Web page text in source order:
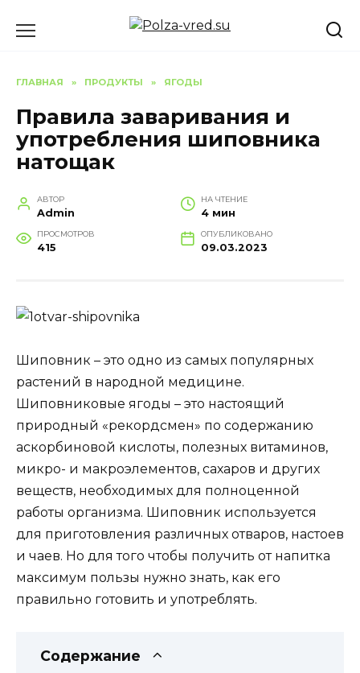
ГЛАВНАЯ » ПРОДУКТЫ » ЯГОДЫ
Правила заваривания и
употребления шиповника
натощак
АВТОР
Admin
НА ЧТЕНИЕ
4 мин
ПРОСМОТРОВ
415
ОПУБЛИКОВАНО
09.03.2023
Шиповник – это одно из самых популярных
растений в народной медицине.
Шиповниковые ягоды – это настоящий
природный «рекордсмен» по содержанию
аскорбиновой кислоты, полезных витаминов,
микро- и макроэлементов, сахаров и других
веществ, необходимых для полноценной
работы организма. Шиповник используется
для приготовления различных отваров, настоев
и чаев. Но для того чтобы получить от напитка
максимум пользы нужно знать, как его
правильно готовить и употреблять.
Содержание